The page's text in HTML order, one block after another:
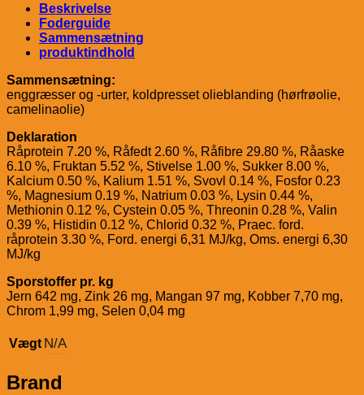
Beskrivelse
Foderguide
Sammensætning
produktindhold
Sammensætning:
enggræsser og -urter, koldpresset olieblanding (hørfrøolie,
camelinaolie)
Deklaration
Råprotein 7.20 %, Råfedt 2.60 %, Råfibre 29.80 %, Råaske
6.10 %, Fruktan 5.52 %, Stivelse 1.00 %, Sukker 8.00 %,
Kalcium 0.50 %, Kalium 1.51 %, Svovl 0.14 %, Fosfor 0.23
%, Magnesium 0.19 %, Natrium 0.03 %, Lysin 0.44 %,
Methionin 0.12 %, Cystein 0.05 %, Threonin 0.28 %, Valin
0.39 %, Histidin 0.12 %, Chlorid 0.32 %, Praec. ford.
råprotein 3.30 %, Ford. energi 6,31 MJ/kg, Oms. energi 6,30
MJ/kg
Sporstoffer pr. kg
Jern 642 mg, Zink 26 mg, Mangan 97 mg, Kobber 7,70 mg,
Chrom 1,99 mg, Selen 0,04 mg
Vægt N/A
Brand